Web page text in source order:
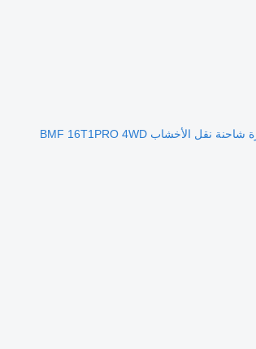
العربات المقطورة شاحنة نقل الأخشاب BMF 16T1PRO 4WD